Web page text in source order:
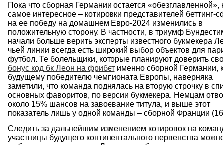
Пока что сборная Германии остается «обезглавленной»,
самое интересное – котировки представителей беттинг-
на ее победу на домашнем Евро-2024 изменились в
положительную сторону. В частности, в триумф
начали больше верить эксперты известного букмекера
чьей линии всегда есть широкий выбор объектов для
футбол. Те болельщики, которые планируют доверить
бонус код бк Леон на фрибетименно сборной Германии,
будущему победителю чемпионата Европы, наверняка
заметили, что команда поднялась на вторую строчку в
основных фаворитов, по версии букмекера. Немцам
около 15% шансов на завоевание титула, и выше этот
показатель лишь у одной команды – сборной Франции
Следить за дальнейшим изменением котировок на
участницы будущего континентального первенства